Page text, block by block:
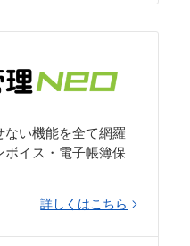
い機能を全て網羅
ボイス・電子帳簿保
詳しくはこちら